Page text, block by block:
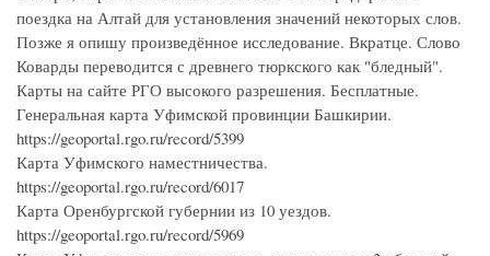
поездка на Алтай для установления значений некоторых слов.
Позже я опишу произведённое исследование. Вкратце. Слово
Коварды переводится с древнего тюркского как "бледный".
Карты на сайте РГО высокого разрешения. Бесплатные.
Генеральная карта Уфимской провинции Башкирии.
https://geoportal.rgo.ru/record/5399
Карта Уфимского наместничества.
https://geoportal.rgo.ru/record/6017
Карта Оренбургской губернии из 10 уездов.
https://geoportal.rgo.ru/record/5969